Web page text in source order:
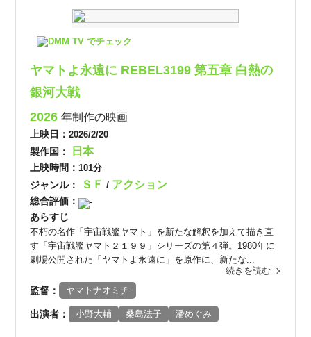
DMM TV でチェック
ヤマトよ永遠に REBEL3199 第五章 白熱の
銀河大戦
2026年制作の映画
上映日：2026/2/20
製作国： 日本
上映時間： 101分
ジャンル： ＳＦ/ アクション
総合評価： -
あらすじ
不朽の名作「宇宙戦艦ヤマト」を新たな解釈を加えて描き直
す「宇宙戦艦ヤマト２１９９」シリーズの第４弾。1980年に
劇場公開された「ヤマトよ永遠に」を原作に、新たな...
続きを読む
監督： ヤマトナオミチ
出演者： 小野大輔 桑島法子 潘めぐみ